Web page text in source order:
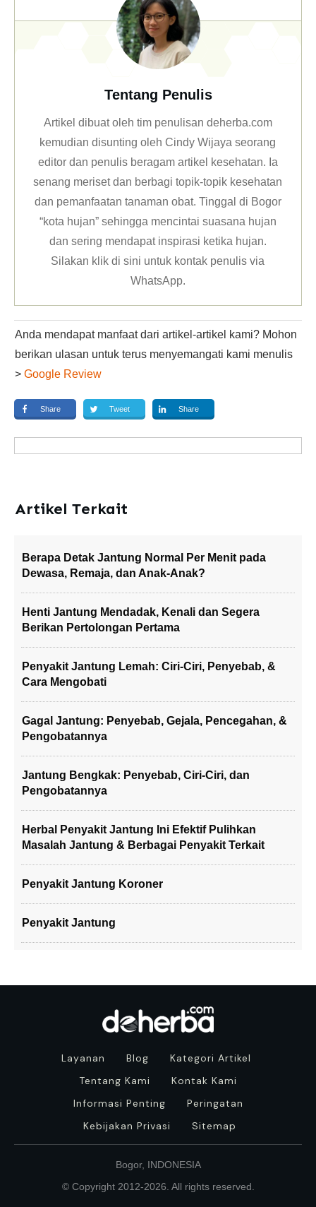
Tentang Penulis
Artikel dibuat oleh tim penulisan deherba.com
kemudian disunting oleh Cindy Wijaya seorang
editor dan penulis beragam artikel kesehatan. Ia
senang meriset dan berbagi topik-topik kesehatan
dan pemanfaatan tanaman obat. Tinggal di Bogor
“kota hujan” sehingga mencintai suasana hujan
dan sering mendapat inspirasi ketika hujan.
Silakan klikdi sini untuk kontak penulis via
WhatsApp.
Anda mendapat manfaat dari artikel-artikel kami? Mohon
berikan ulasan untuk terus menyemangati kami menulis
> Google Review
Share Tweet Share
Artikel Terkait
Berapa Detak Jantung Normal Per Menit pada
Dewasa, Remaja, dan Anak-Anak?
Henti Jantung Mendadak, Kenali dan Segera
Berikan Pertolongan Pertama
Penyakit Jantung Lemah: Ciri-Ciri, Penyebab, &
Cara Mengobati
Gagal Jantung: Penyebab, Gejala, Pencegahan, &
Pengobatannya
Jantung Bengkak: Penyebab, Ciri-Ciri, dan
Pengobatannya
Herbal Penyakit Jantung Ini Efektif Pulihkan
Masalah Jantung & Berbagai Penyakit Terkait
Penyakit Jantung Koroner
Penyakit Jantung
Layanan Blog
Kategori Artikel
Tentang Kami
Kontak Kami
Informasi Penting
Peringatan
Kebijakan Privasi
Sitemap
Bogor, INDONESIA
© Copyright 2012-2026. All rights reserved.